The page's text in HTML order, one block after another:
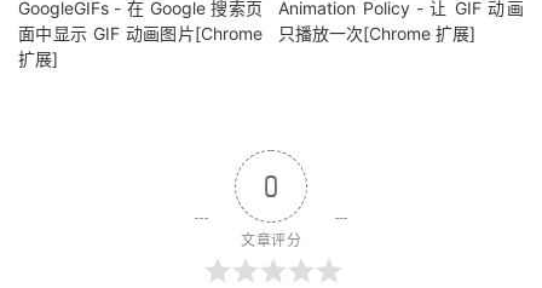
GoogleGIFs - 在 Google 搜索页
面中显示 GIF 动画图片[Chrome
扩展]
Animation Policy - 让 GIF 动画
只播放一次[Chrome 扩展]
0
文章评分